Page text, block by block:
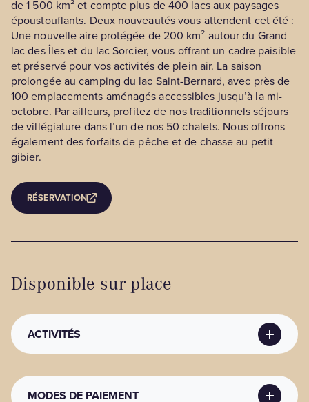
de 1 500 km² et compte plus de 400 lacs aux paysages
époustouflants. Deux nouveautés vous attendent cet été :
Une nouvelle aire protégée de 200 km² autour du Grand
lac des Îles et du lac Sorcier, vous offrant un cadre paisible
et préservé pour vos activités de plein air. La saison
prolongée au camping du lac Saint-Bernard, avec près de
100 emplacements aménagés accessibles jusqu’à la mi-
octobre. Par ailleurs, profitez de nos traditionnels séjours
de villégiature dans l’un de nos 50 chalets. Nous offrons
également des forfaits de pêche et de chasse au petit
gibier.
RÉSERVATION
Disponible sur place
ACTIVITÉS
ACTIVITÉS RÉCRÉATIVES / CULTURELLES
MODES DE PAIEMENT